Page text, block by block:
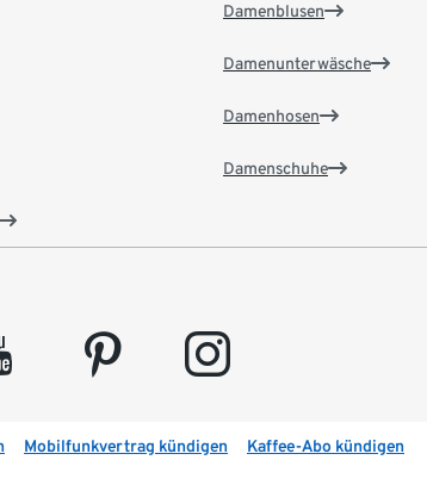
Damenblusen
Damenunterwäsche
Damenhosen
Damenschuhe
pinterest instagram
Mobilfunkvertrag kündigen Kaffee-Abo kündigen